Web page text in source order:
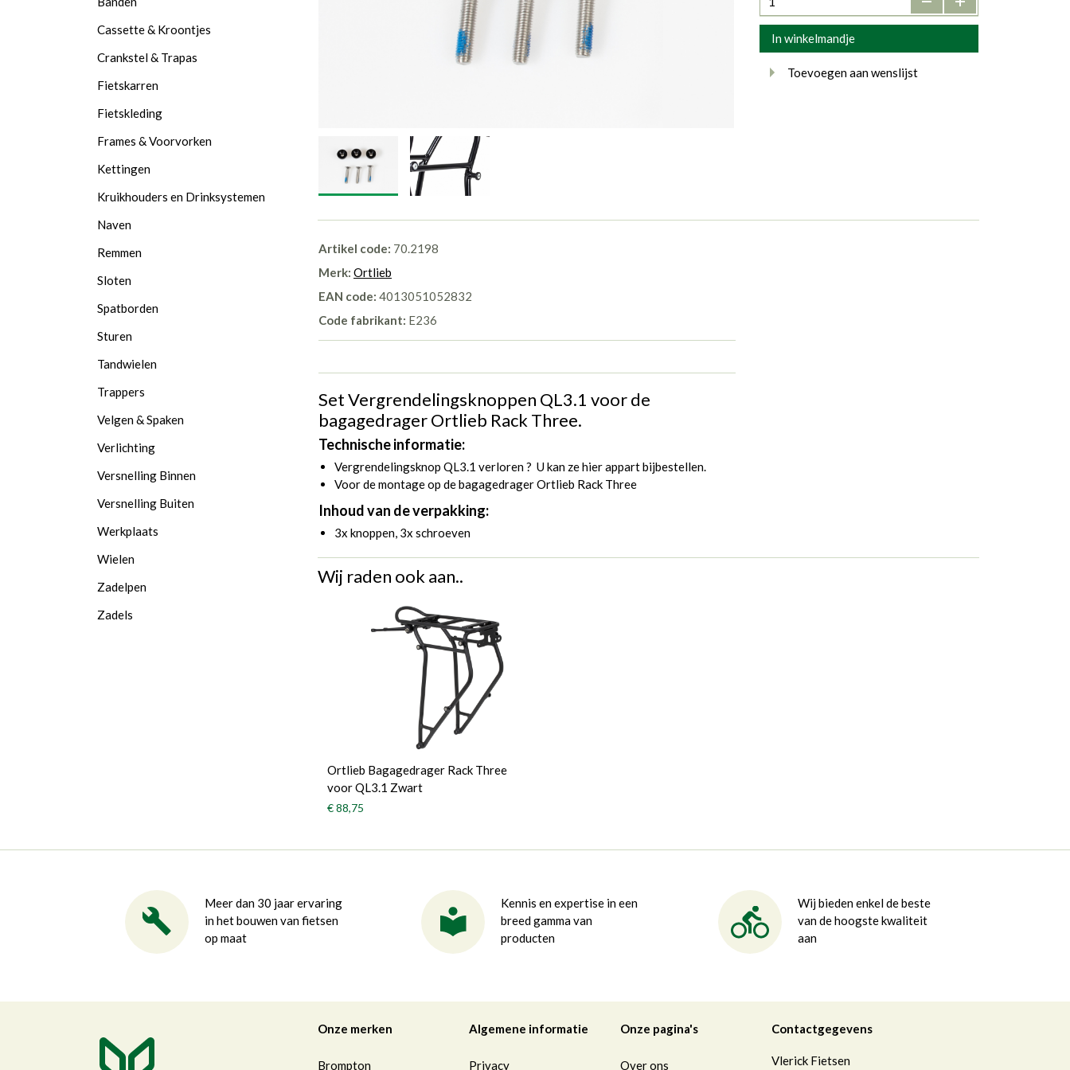
In winkelmandje
Toevoegen aan wenslijst
Artikel code: 70.2198
Merk: Ortlieb
EAN code: 4013051052832
Code fabrikant: E236
Set Vergrendelingsknoppen QL3.1 voor de
bagagedrager Ortlieb Rack Three.
Technische informatie:
Vergrendelingsknop QL3.1 verloren ? U kan ze hier appart bijbestellen.
Voor de montage op de bagagedrager Ortlieb Rack Three
Inhoud van de verpakking:
3x knoppen, 3x schroeven
Wij raden ook aan..
Ortlieb Bagagedrager Rack Three
voor QL3.1 Zwart
€ 88,75
Cassette & Kroontjes
Crankstel & Trapas
Fietskarren
Fietskleding
Frames & Voorvorken
Kettingen
Kruikhouders en Drinksystemen
Naven
Remmen
Sloten
Spatborden
Sturen
Tandwielen
Trappers
Velgen & Spaken
Verlichting
Versnelling Binnen
Versnelling Buiten
Werkplaats
Wielen
Zadelpen
Zadels
Meer dan 30 jaar ervaring
in het bouwen van fietsen
op maat
Kennis en expertise in een
breed gamma van
producten
Wij bieden enkel de beste
van de hoogste kwaliteit
aan
Onze merken
Brompton
Algemene informatie
Privacy
Onze pagina's
Over ons
Contactgegevens
Vlerick Fietsen